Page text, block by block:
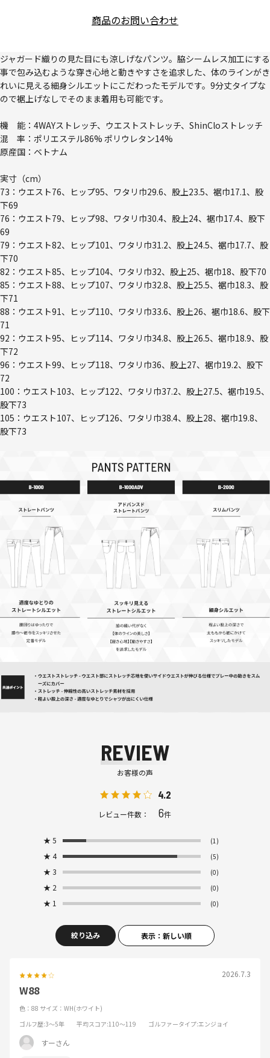
商品のお問い合わせ
ジャガード織りの見た目にも涼しげなパンツ。脇シームレス加工にする
事で包み込むような穿き心地と動きやすさを追求した、体のラインがき
れいに見える細身シルエットにこだわったモデルです。9分丈タイプな
ので裾上げなしでそのまま着用も可能です。
機 能：4WAYストレッチ、ウエストストレッチ、ShinCloストレッチ
混 率：ポリエステル86% ポリウレタン14%
原産国：ベトナム
実寸（cm）
73：ウエスト76、ヒップ95、ワタリ巾29.6、股上23.5、裾巾17.1、股
下69
76：ウエスト79、ヒップ98、ワタリ巾30.4、股上24、裾巾17.4、股下
69
79：ウエスト82、ヒップ101、ワタリ巾31.2、股上24.5、裾巾17.7、股
下70
82：ウエスト85、ヒップ104、ワタリ巾32、股上25、裾巾18、股下70
85：ウエスト88、ヒップ107、ワタリ巾32.8、股上25.5、裾巾18.3、股
下71
88：ウエスト91、ヒップ110、ワタリ巾33.6、股上26、裾巾18.6、股下
71
92：ウエスト95、ヒップ114、ワタリ巾34.8、股上26.5、裾巾18.9、股
下72
96：ウエスト99、ヒップ118、ワタリ巾36、股上27、裾巾19.2、股下
72
100：ウエスト103、ヒップ122、ワタリ巾37.2、股上27.5、裾巾19.5、
股下73
105：ウエスト107、ヒップ126、ワタリ巾38.4、股上28、裾巾19.8、
股下73
REVIEW
お客様の声
4.2
レビュー件数： 6件
★ 5 (1)
★ 4 (5)
★ 3 (0)
★ 2 (0)
★ 1 (0)
絞り込み 表示：新しい順
2026.7.3
W88
色：88 サイズ：WH(ホワイト)
ゴルフ歴:3～5年 平均スコア:110～119 ゴルファータイプ:エンジョイ
すーさん